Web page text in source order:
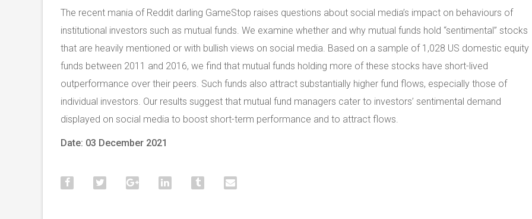
The recent mania of Reddit darling GameStop raises questions about social media’s impact on behaviours of
institutional investors such as mutual funds. We examine whether and why mutual funds hold “sentimental” stocks
that are heavily mentioned or with bullish views on social media. Based on a sample of 1,028 US domestic equity
funds between 2011 and 2016, we find that mutual funds holding more of these stocks have short-lived
outperformance over their peers. Such funds also attract substantially higher fund flows, especially those of
individual investors. Our results suggest that mutual fund managers cater to investors’ sentimental demand
displayed on social media to boost short-term performance and to attract flows.
Date: 03 December 2021